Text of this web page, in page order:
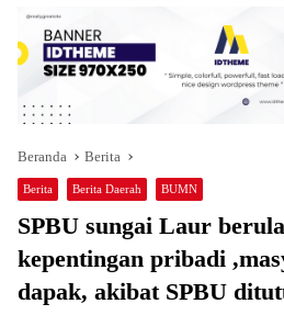
Beranda Berita
Berita Berita Daerah BUMN
SPBU sungai Laur
kepentingan pribadi
dapak, akibat SPBU